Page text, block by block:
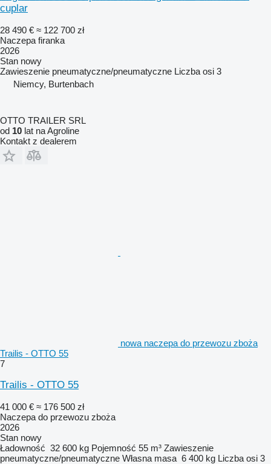
cuplar
28 490 € ≈ 122 700 zł
Naczepa firanka
2026
Stan nowy
Zawieszenie pneumatyczne/pneumatyczne Liczba osi 3
Niemcy, Burtenbach
OTTO TRAILER SRL
od 10 lat na Agroline
Kontakt z dealerem
nowa naczepa do przewozu zboża
Trailis - OTTO 55
7
Trailis - OTTO 55
41 000 € ≈ 176 500 zł
Naczepa do przewozu zboża
2026
Stan nowy
Ładowność 32 600 kg Pojemność 55 m³ Zawieszenie
pneumatyczne/pneumatyczne Własna masa 6 400 kg Liczba osi 3